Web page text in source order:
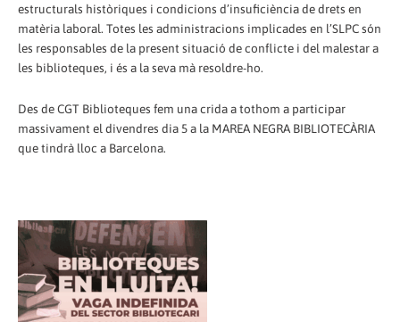
estructurals històriques i condicions d’insuficiència de drets en
matèria laboral. Totes les administracions implicades en l’SLPC són
les responsables de la present situació de conflicte i del malestar a
les biblioteques, i és a la seva mà resoldre-ho.
Des de CGT Biblioteques fem una crida a tothom a participar
massivament el divendres dia 5 a la MAREA NEGRA BIBLIOTECÀRIA
que tindrà lloc a Barcelona.